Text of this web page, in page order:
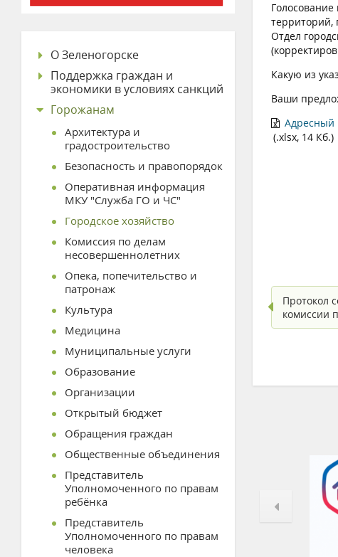
территорий,
Отдел
Какую из
Ваши
Адресный
(.xlsx, 14 Кб.)
Протокол
комиссии
О Зеленогорске
Поддержка граждан и
экономики в условиях санкций
Горожанам
Архитектура и
градостроительство
Безопасность и правопорядок
Оперативная информация
МКУ "Служба ГО и ЧС"
Городское хозяйство
Комиссия по делам
несовершеннолетних
Опека, попечительство и
патронаж
Культура
Медицина
Муниципальные услуги
Образование
Организации
Открытый бюджет
Обращения граждан
Общественные объединения
Представитель
Уполномоченного по правам
ребёнка
Представитель
Уполномоченного по правам
человека